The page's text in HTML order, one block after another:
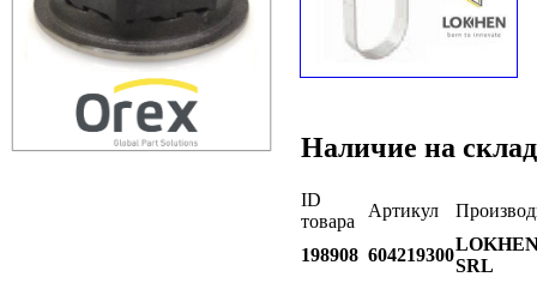
Наличие на
ID
товара
Артикул
198908 604219300
SRL